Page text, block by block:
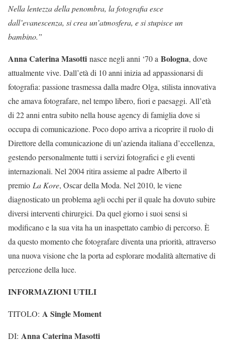
Nella lentezza della penombra, la fotografia esce
dall’evanescenza, si crea un’atmosfera, e si stupisce un
bambino.”
Anna Caterina Masotti nasce negli anni ‘70 a Bologna, dove
attualmente vive. Dall’età di 10 anni inizia ad appassionarsi di
fotografia: passione trasmessa dalla madre Olga, stilista innovativa
che amava fotografare, nel tempo libero, fiori e paesaggi. All’età
di 22 anni entra subito nella house agency di famiglia dove si
occupa di comunicazione. Poco dopo arriva a ricoprire il ruolo di
Direttore della comunicazione di un’azienda italiana d’eccellenza,
gestendo personalmente tutti i servizi fotografici e gli eventi
internazionali. Nel 2004 ritira assieme al padre Alberto il
premio La Kore, Oscar della Moda. Nel 2010, le viene
diagnosticato un problema agli occhi per il quale ha dovuto subire
diversi interventi chirurgici. Da quel giorno i suoi sensi si
modificano e la sua vita ha un inaspettato cambio di percorso. È
da questo momento che fotografare diventa una priorità, attraverso
una nuova visione che la porta ad esplorare modalità alternative di
percezione della luce.
INFORMAZIONI UTILI
TITOLO: A Single Moment
DI: Anna Caterina Masotti